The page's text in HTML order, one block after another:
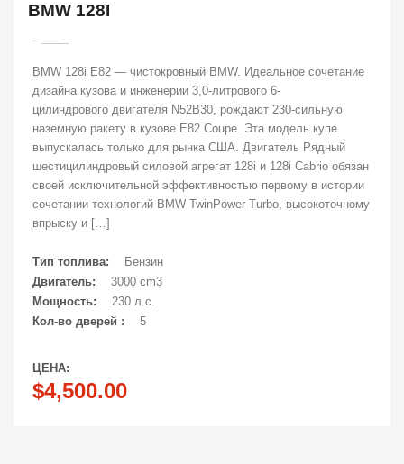
BMW 128I
BMW 128i E82 — чистокровный BMW. Идеальное сочетание
дизайна кузова и инженерии 3,0-литрового 6-
цилиндрового двигателя N52B30, рождают 230-сильную
наземную ракету в кузове E82 Coupe. Эта модель купе
выпускалась только для рынка США. Двигатель Рядный
шестицилиндровый силовой агрегат 128i и 128i Cabrio обязан
своей исключительной эффективностью первому в истории
сочетании технологий BMW TwinPower Turbo, высокоточному
впрыску и […]
Тип топлива:
Бензин
Двигатель:
3000 cm3
Мощность:
230 л.с.
Кол-во дверей :
5
ЦЕНА:
$4,500.00